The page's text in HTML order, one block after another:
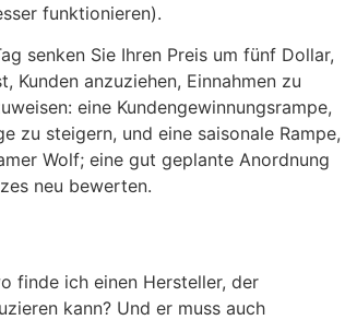
funktionieren).
senken Sie Ihren Preis um fünf Dollar,
Kunden anzuziehen, Einnahmen zu
eine Kundengewinnungsrampe,
zu steigern, und eine saisonale Rampe,
Wolf; eine gut geplante Anordnung
neu bewerten.
finde ich einen Hersteller, der
kann? Und er muss auch